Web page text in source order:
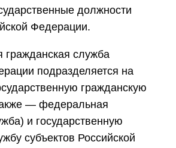
должности
Федерации.
гражданская служба
подразделяется на
гражданскую
— федеральная
и государственную
субъектов Российской